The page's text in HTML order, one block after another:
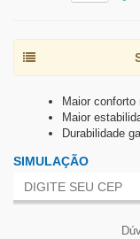
Maior conforto
Maior
Durabilidade
SIMULAÇÃO